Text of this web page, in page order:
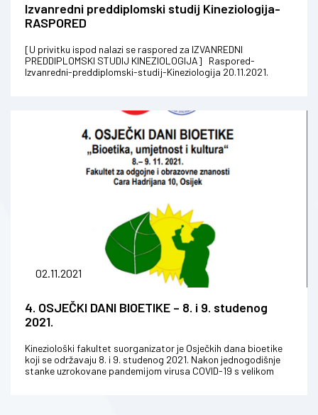
Izvanredni preddiplomski studij Kineziologija-
RASPORED
[U privitku ispod nalazi se raspored za IZVANREDNI
PREDDIPLOMSKI STUDIJ KINEZIOLOGIJA] Raspored-
Izvanredni-preddiplomski-studij-Kineziologija 20.11.2021.
02.11.2021
4. OSJEČKI DANI BIOETIKE – 8. i 9. studenog
2021.
Kineziološki fakultet suorganizator je Osječkih dana bioetike
koji se održavaju 8. i 9. studenog 2021. Nakon jednogodišnje
stanke uzrokovane pandemijom virusa COVID-19 s velikom